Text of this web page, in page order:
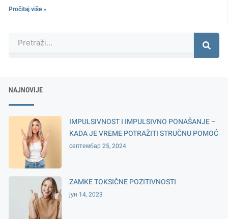
Pročitaj više »
NAJNOVIJE
IMPULSIVNOST I IMPULSIVNO PONAŠANJE –
KADA JE VREME POTRAŽITI STRUČNU POMOĆ
септембар 25, 2024
ZAMKE TOKSIČNE POZITIVNOSTI
јун 14, 2023